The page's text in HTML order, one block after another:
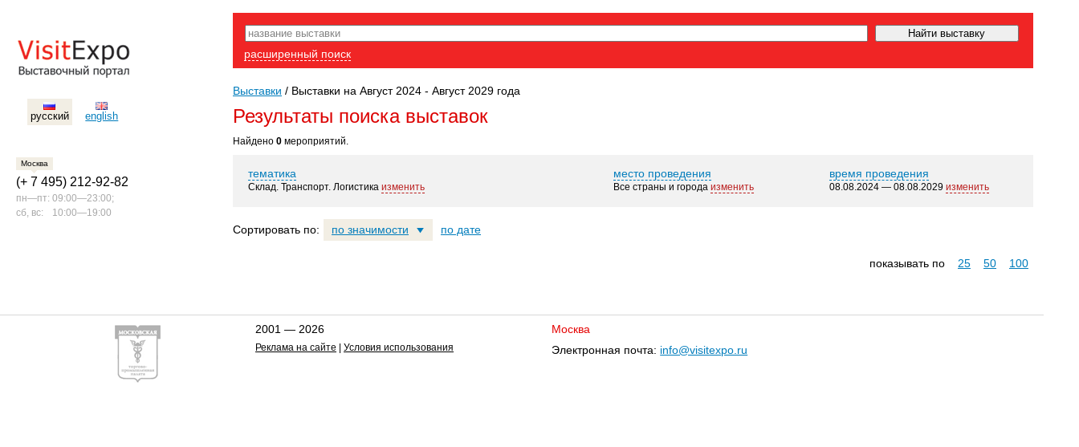
русский english
Москва
(+ 7 495) 212-92-82
пн—пт: 09:00—23:00;
сб, вс:
10:00—19:00
расширенный поиск
Выставки / Выставки на Август 2024 - Август 2029 года
Результаты поиска выставок
Найдено 0 мероприятий.
тематика
Склад. Транспорт. Логистика изменить
место проведения
Все страны и города изменить
время проведения
08.08.2024 — 08.08.2029 изменить
Сортировать по: по значимости по дате
показывать по 25 50 100
2001 — 2026
Реклама на сайте Условия использования
Москва
Электронная почта: info@visitexpo.ru